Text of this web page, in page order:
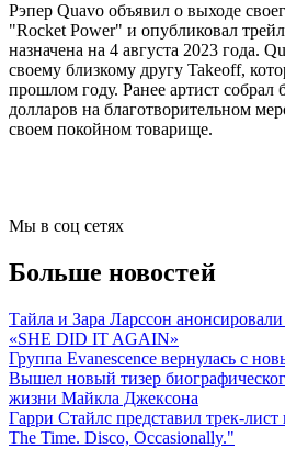
Рэпер Quavo объявил о выходе
"Rocket Power" и опубликовал
назначена на 4 августа 2023 года.
своему близкому другу Takeoff,
прошлом году. Ранее артист собрал
долларов на благотворительном
своем покойном товарище.
Мы в соц сетях
Больше новостей
Тайла и Зара Ларссон
«SHE DID IT AGAIN»
Группа Evanescence вернулась с
Вышел новый тизер
жизни Майкла Джексона
Гарри Стайлс представил трек-
The Time. Disco, Occasionally."